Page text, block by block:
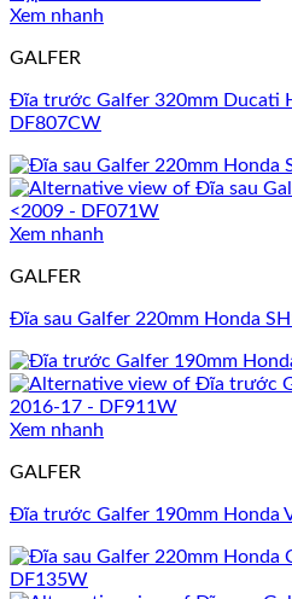
Xem nhanh
GALFER
Đĩa trước Galfer 320mm Ducati
DF807CW
Xem nhanh
GALFER
Đĩa sau Galfer 220mm Honda
Xem nhanh
GALFER
Đĩa trước Galfer 190mm Honda